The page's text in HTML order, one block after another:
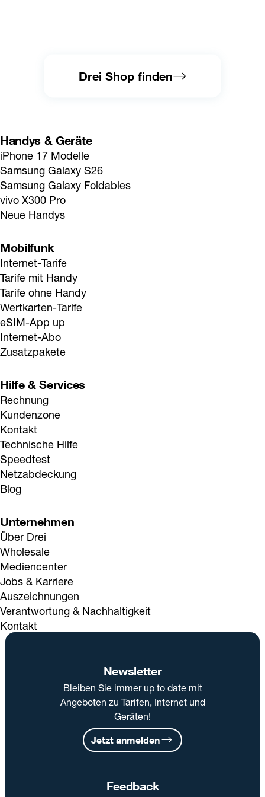
Drei Shop finden
Handys & Geräte
iPhone 17 Modelle
Samsung Galaxy S26
Samsung Galaxy Foldables
vivo X300 Pro
Neue Handys
Mobilfunk
Internet-Tarife
Tarife mit Handy
Tarife ohne Handy
Wertkarten-Tarife
eSIM-App up
Internet-Abo
Zusatzpakete
Hilfe & Services
Rechnung
Kundenzone
Kontakt
Technische Hilfe
Speedtest
Netzabdeckung
Blog
Unternehmen
Über Drei
Wholesale
Mediencenter
Jobs & Karriere
Auszeichnungen
Verantwortung & Nachhaltigkeit
Kontakt
Newsletter
Bleiben Sie immer up to date mit
Angeboten zu Tarifen, Internet und
Geräten!
Jetzt anmelden
Feedback